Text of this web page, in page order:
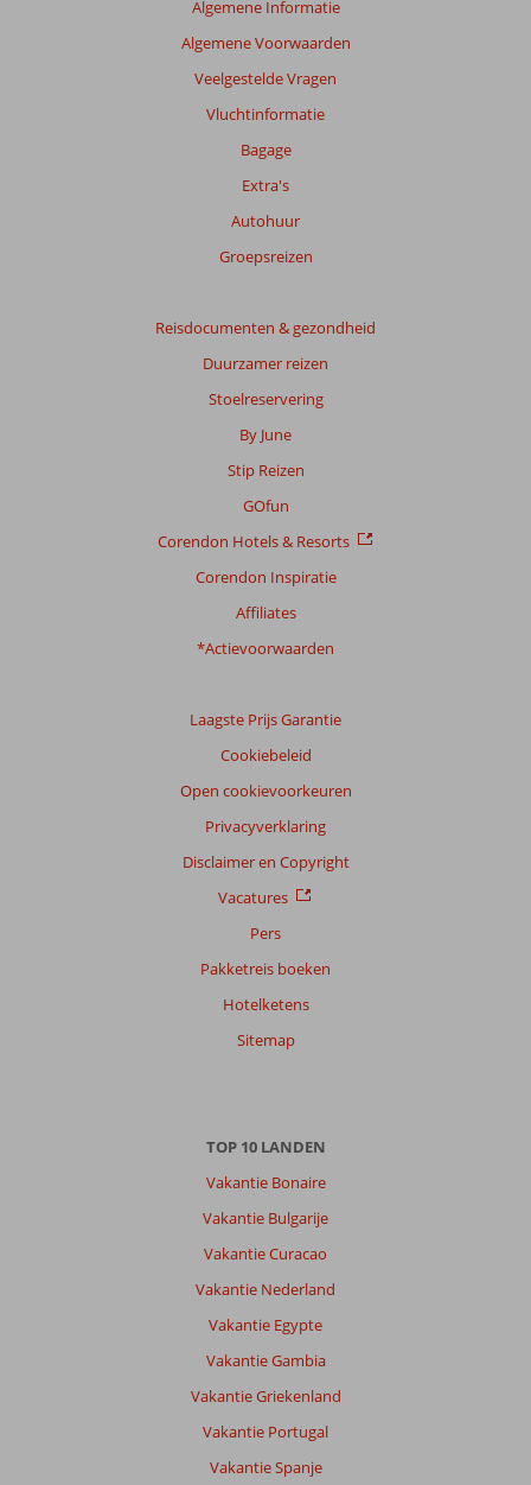
Algemene Informatie
Algemene Voorwaarden
Veelgestelde Vragen
Vluchtinformatie
Bagage
Extra's
Autohuur
Groepsreizen
Reisdocumenten & gezondheid
Duurzamer reizen
Stoelreservering
By June
Stip Reizen
GOfun
Corendon Hotels & Resorts
Corendon Inspiratie
Affiliates
*Actievoorwaarden
Laagste Prijs Garantie
Cookiebeleid
Open cookievoorkeuren
Privacyverklaring
Disclaimer en Copyright
Vacatures
Pers
Pakketreis boeken
Hotelketens
Sitemap
TOP 10 LANDEN
Vakantie Bonaire
Vakantie Bulgarije
Vakantie Curacao
Vakantie Nederland
Vakantie Egypte
Vakantie Gambia
Vakantie Griekenland
Vakantie Portugal
Vakantie Spanje